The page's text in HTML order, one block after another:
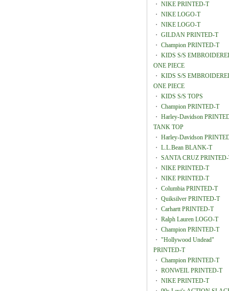
・ NIKE PRINTED-T
・ NIKE LOGO-T
・ NIKE LOGO-T
・ GILDAN PRINTED-T
・ Champion PRINTED-T
・ KIDS S/S
ONE PIECE
・ KIDS S/S
ONE PIECE
・ KIDS S/S TOPS
・ Champion PRINTED-T
・ Harley-Davidson
TANK TOP
・ Harley-Davidson
・ L.L.Bean BLANK-T
・ SANTA CRUZ
・ NIKE PRINTED-T
・ NIKE PRINTED-T
・ Columbia PRINTED-T
・ Quiksilver PRINTED-T
・ Carhartt PRINTED-T
・ Ralph Lauren LOGO-T
・ Champion PRINTED-T
・ "Hollywood Undead"
PRINTED-T
・ Champion PRINTED-T
・ RONWEIL PRINTED-T
・ NIKE PRINTED-T